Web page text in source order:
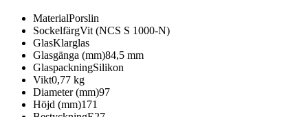
MaterialPorslin
SockelfärgVit (NCS S 1000-N)
GlasKlarglas
Glasgänga (mm)84,5 mm
GlaspackningSilikon
Vikt0,77 kg
Diameter (mm)97
Höjd (mm)171